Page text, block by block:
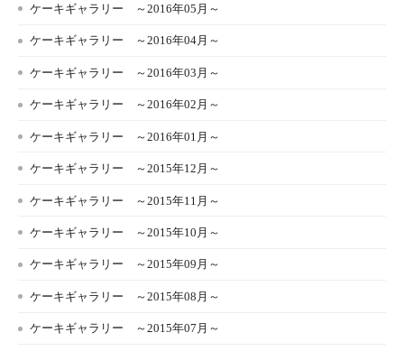
ケーキギャラリー ～2016年05月～
ケーキギャラリー ～2016年04月～
ケーキギャラリー ～2016年03月～
ケーキギャラリー ～2016年02月～
ケーキギャラリー ～2016年01月～
ケーキギャラリー ～2015年12月～
ケーキギャラリー ～2015年11月～
ケーキギャラリー ～2015年10月～
ケーキギャラリー ～2015年09月～
ケーキギャラリー ～2015年08月～
ケーキギャラリー ～2015年07月～